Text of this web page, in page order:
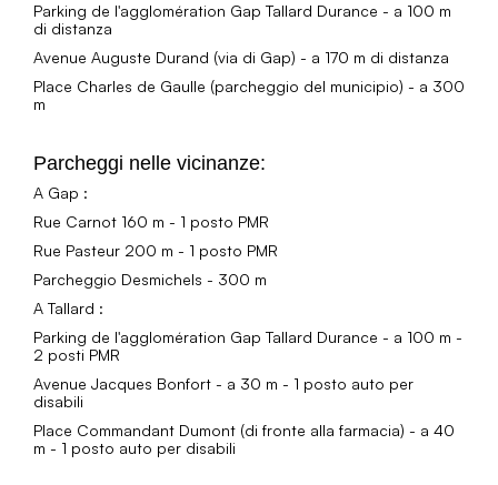
Parking de l'agglomération Gap Tallard Durance - a 100 m
di distanza
Avenue Auguste Durand (via di Gap) - a 170 m di distanza
Place Charles de Gaulle (parcheggio del municipio) - a 300
m
Parcheggi nelle vicinanze:
A Gap :
Rue Carnot 160 m - 1 posto PMR
Rue Pasteur 200 m - 1 posto PMR
Parcheggio Desmichels - 300 m
A Tallard :
Parking de l'agglomération Gap Tallard Durance - a 100 m -
2 posti PMR
Avenue Jacques Bonfort - a 30 m - 1 posto auto per
disabili
Place Commandant Dumont (di fronte alla farmacia) - a 40
m - 1 posto auto per disabili